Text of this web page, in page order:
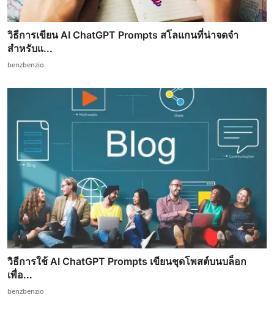
วิธีการเขียน AI ChatGPT Prompts สโลแกนที่น่าจดจำ
สำหรับแ...
benzbenzio
วิธีการใช้ AI ChatGPT Prompts เขียนชุดโพสต์บนบล็อก
เพื่อ...
benzbenzio